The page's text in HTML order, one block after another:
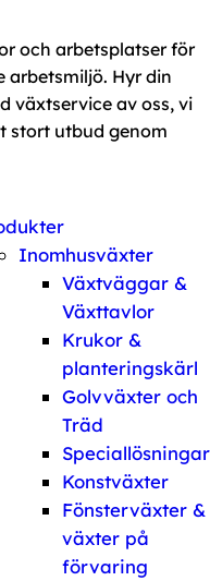
och arbetsplatser för
arbetsmiljö. Hyr din
växtservice av oss, vi
stort utbud genom
Inomhusväxter
Växtväggar &
Växttavlor
Krukor &
planteringskärl
Golvväxter och
Träd
Speciallösningar
Konstväxter
Fönsterväxter &
växter på
förvaring